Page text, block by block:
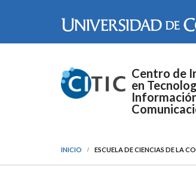
Centro de
en
INICIO ESCUELA DE CIENCIAS DE LA